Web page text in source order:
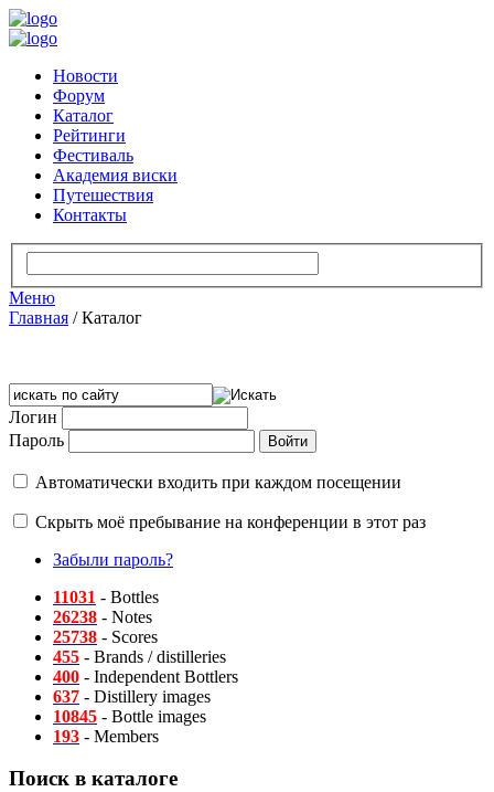
Новости
Форум
Каталог
Рейтинги
Фестиваль
Академия виски
Путешествия
Контакты
Меню
Главная /Каталог
Логин
Пароль
Автоматически входить при каждом посещении
Скрыть моё пребывание на конференции в этот раз
Забыли пароль?
11031 - Bottles
26238 - Notes
25738 - Scores
455 - Brands / distilleries
400 - Independent Bottlers
637 - Distillery images
10845 - Bottle images
193 - Members
Поиск в каталоге